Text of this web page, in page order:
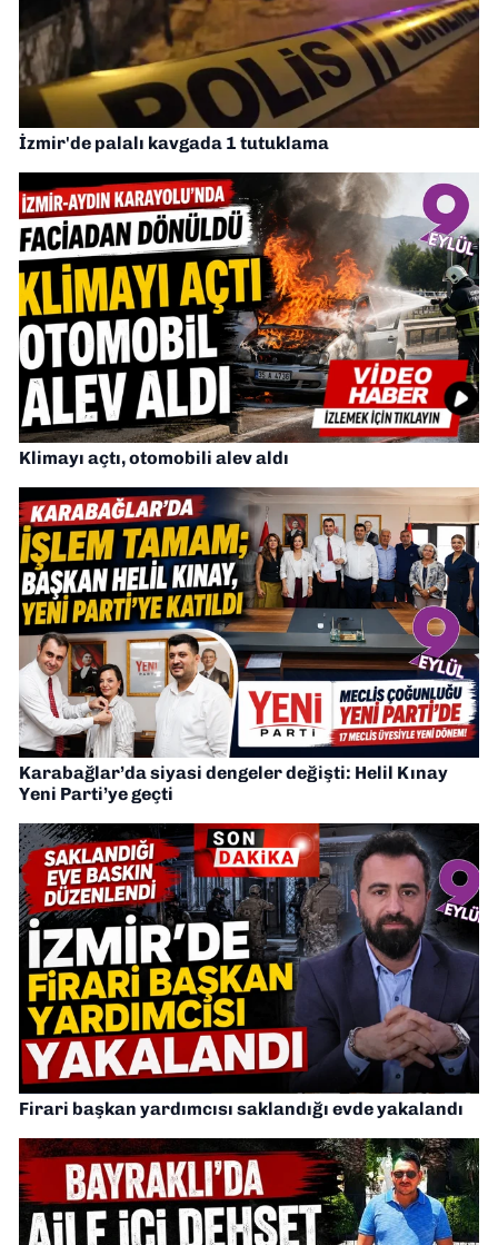
İzmir'de palalı kavgada 1 tutuklama
Klimayı açtı, otomobili alev aldı
Karabağlar’da siyasi dengeler değişti: Helil Kınay
Yeni Parti’ye geçti
Firari başkan yardımcısı saklandığı evde yakalandı